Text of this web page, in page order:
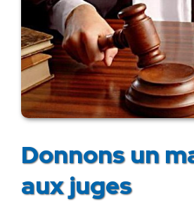
Donnons un
aux juges